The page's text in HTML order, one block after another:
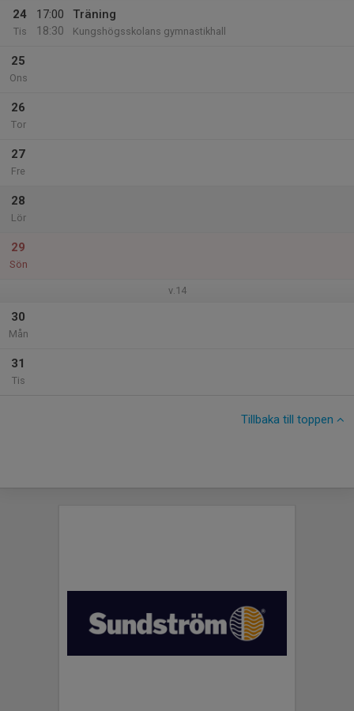
24
Tis
17:00
18:30
Träning
Kungshögsskolans gymnastikhall
25
Ons
26
Tor
27
Fre
28
Lör
29
Sön
v.14
30
Mån
31
Tis
Tillbaka till toppen